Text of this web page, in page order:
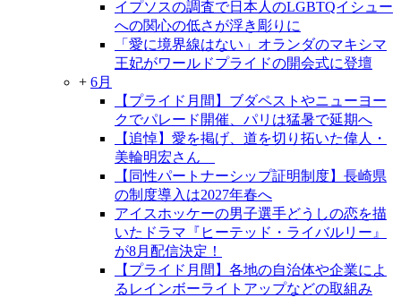
イプソスの調査で日本人のLGBTQイシュー
への関心の低さが浮き彫りに
「愛に境界線はない」オランダのマキシマ
王妃がワールドプライドの開会式に登壇
+ 6月
【プライド月間】ブダペストやニューヨー
クでパレード開催、パリは猛暑で延期へ
【追悼】愛を掲げ、道を切り拓いた偉人・
美輪明宏さん
【同性パートナーシップ証明制度】長崎県
の制度導入は2027年春へ
アイスホッケーの男子選手どうしの恋を描
いたドラマ『ヒーテッド・ライバルリー』
が8月配信決定！
【プライド月間】各地の自治体や企業によ
るレインボーライトアップなどの取組み